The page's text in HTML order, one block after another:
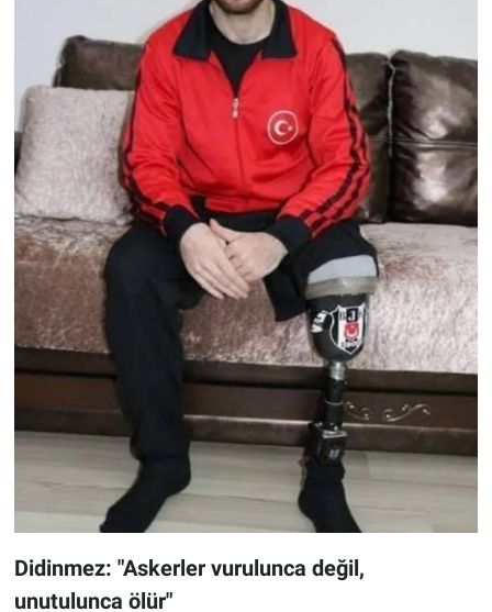
Didinmez: "Askerler vurulunca değil,
unutulunca ölür"